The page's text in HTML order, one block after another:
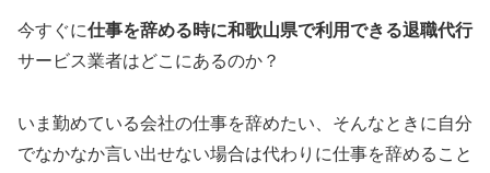
今すぐに仕事を辞める時に和歌山県で利用できる退職代行
サービス業者はどこにあるのか？
いま勤めている会社の仕事を辞めたい、そんなときに自分
でなかなか言い出せない場合は代わりに仕事を辞めること